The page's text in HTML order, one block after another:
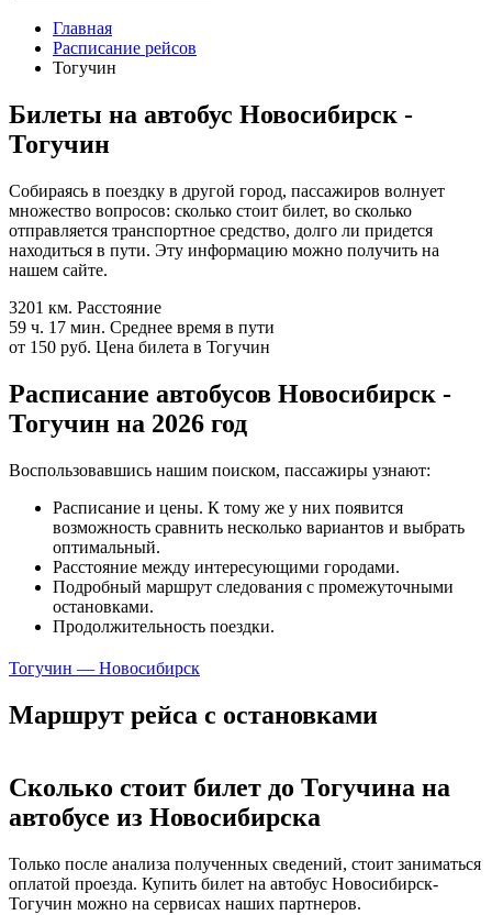
Главная
Расписание рейсов
Тогучин
Билеты на автобус Новосибирск -
Тогучин
Собираясь в поездку в другой город, пассажиров волнует
множество вопросов: сколько стоит билет, во сколько
отправляется транспортное средство, долго ли придется
находиться в пути. Эту информацию можно получить на
нашем сайте.
3201 км. Расстояние
59 ч. 17 мин. Среднее время в пути
от 150 руб. Цена билета в Тогучин
Расписание автобусов Новосибирск -
Тогучин на 2026 год
Воспользовавшись нашим поиском, пассажиры узнают:
Расписание и цены. К тому же у них появится
возможность сравнить несколько вариантов и выбрать
оптимальный.
Расстояние между интересующими городами.
Подробный маршрут следования с промежуточными
остановками.
Продолжительность поездки.
Тогучин — Новосибирск
Маршрут рейса с остановками
Сколько стоит билет до Тогучина на
автобусе из Новосибирска
Только после анализа полученных сведений, стоит заниматься
оплатой проезда. Купить билет на автобус Новосибирск-
Тогучин можно на сервисах наших партнеров.